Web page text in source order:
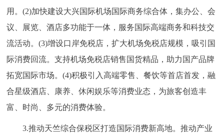
用。(2)加快建设大兴国际机场国际商务综合体，集办公、会
议、展览、酒店多功能于一体，服务国际高端商务和科技交
流活动。(3)增设口岸免税店，扩大机场免税店规模，吸引国
际消费回流。支持机场免税店销售国货精品，助力国产品牌
拓宽国际市场。(4)积极引入高端零售、餐饮等首店首发，融
合星级酒店、康养、休闲娱乐等消费业态，为旅客创造丰
富、时尚、多元的消费体验。
3.推动天竺综合保税区打造国际消费新高地。推动产业